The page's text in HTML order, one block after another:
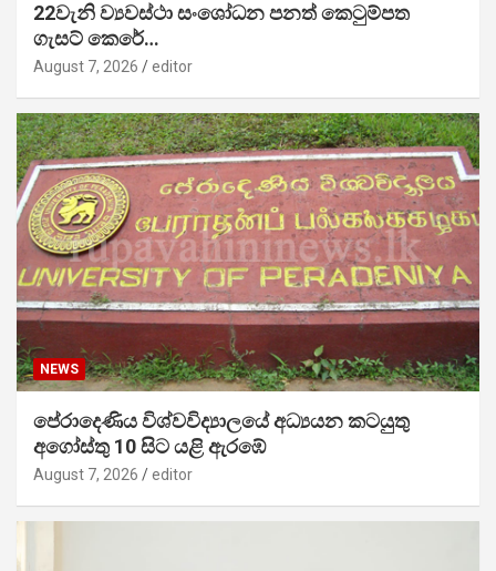
22වැනි ව්‍යවස්ථා සංශෝධන පනත් කෙටුම්පත
ගැසට් කෙරේ…
August 7, 2026 editor
NEWS
පේරාදෙණිය විශ්වවිද්‍යාලයේ අධ්‍යයන කටයුතු
අගෝස්තු 10 සිට යළි ඇරඹේ
August 7, 2026 editor